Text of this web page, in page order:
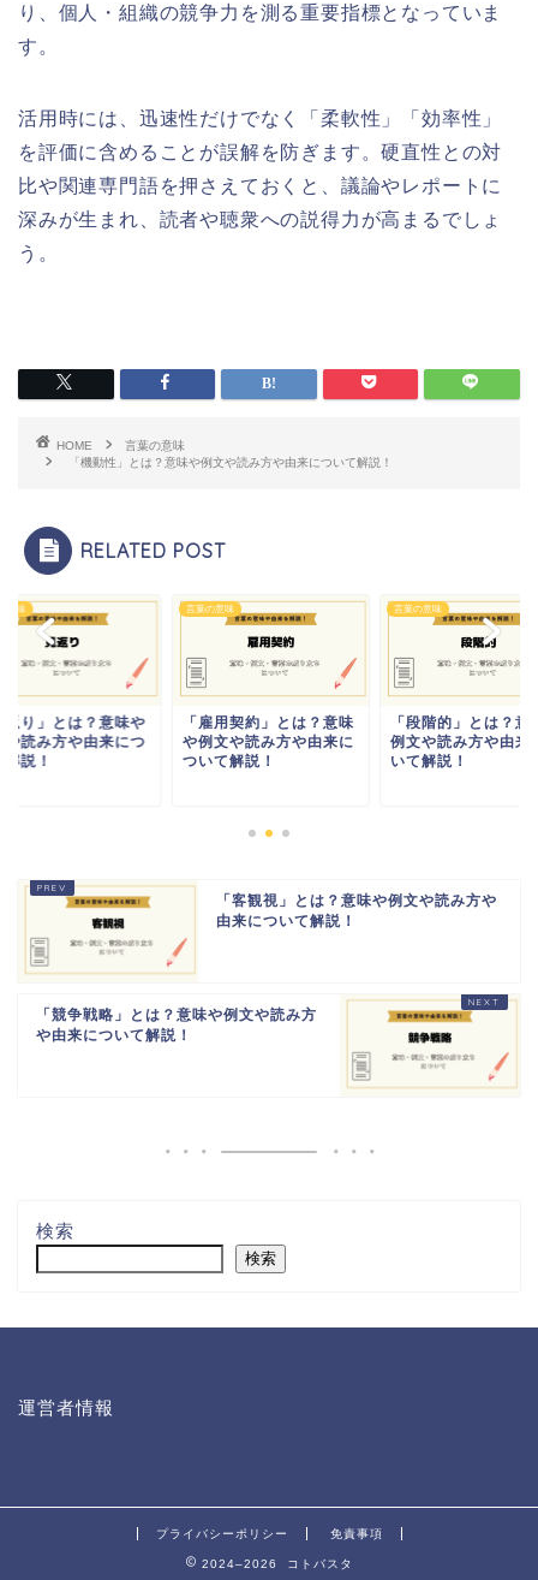
り、個人・組織の競争力を測る重要指標となっていま
す。
活用時には、迅速性だけでなく「柔軟性」「効率性」
を評価に含めることが誤解を防ぎます。硬直性との対
比や関連専門語を押さえておくと、議論やレポートに
深みが生まれ、読者や聴衆への説得力が高まるでしょ
う。
HOME
言葉の意味
「機動性」とは？意味や例文や読み方や由来について解説！
RELATED POST
意味
返り」とは？意味や
や読み方や由来につ
説！
言葉の意味
「雇用契約」とは？意味
や例文や読み方や由来に
ついて解説！
言葉の意味
「段階的」とは？意
例文や読み方や由来
いて解説！
「客観視」とは？意味や例文や読み方や
由来について解説！
「競争戦略」とは？意味や例文や読み方
や由来について解説！
検索
検索
運営者情報
プライバシーポリシー 免責事項
2024–2026 コトバスタ